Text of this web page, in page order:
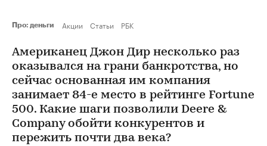
Про: деньги Акции Статьи РБК
Американец Джон Дир несколько раз
оказывался на грани банкротства, но
сейчас основанная им компания
занимает 84-е место в рейтинге Fortune
500. Какие шаги позволили Deere &
Company обойти конкурентов и
пережить почти два века?